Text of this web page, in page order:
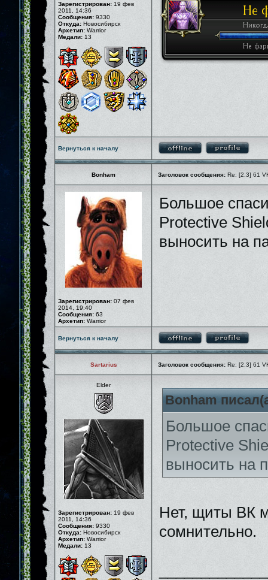
Зарегистрирован: 19 фев
2011, 14:36
Сообщения: 9330
Откуда: Новосибирск
Архетип: Warrior
Медали: 13
Вернуться к началу
Bonham Заголовок сообщения: Re: [2.3] 61
Зарегистрирован: 07 фев
2014, 19:40
Сообщения: 63
Архетип: Warrior
Большое
Protective
выносить на
Вернуться к началу
Sartarius Заголовок сообщения: Re: [2.3] 61
Elder
Зарегистрирован: 19 фев
2011, 14:36
Сообщения: 9330
Откуда: Новосибирск
Архетип: Warrior
Медали: 13
Bonham
Большое
Protective
выносить на
Нет, щиты ВК
сомнительно.